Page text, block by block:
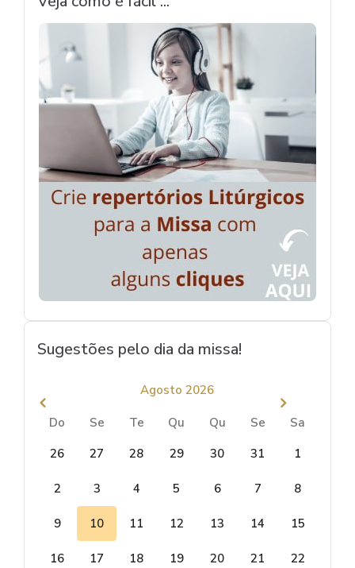
Sugestões pelo dia da missa!
Agosto 2026
Do Se Te Qu Qu Se
Sa
26
27 28 29 30 31 1
2 3 4 5 6 7 8
9 10 11 12 13 14 15
16 17 18 19 20 21 22